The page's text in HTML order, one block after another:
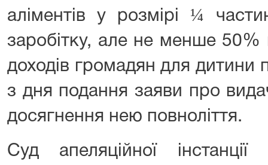
аліментів у розмірі ¼
заробітку, але не менше 50%
доходів громадян для дитини
з дня подання заяви про
досягнення нею повноліття.
Суд апеляційної